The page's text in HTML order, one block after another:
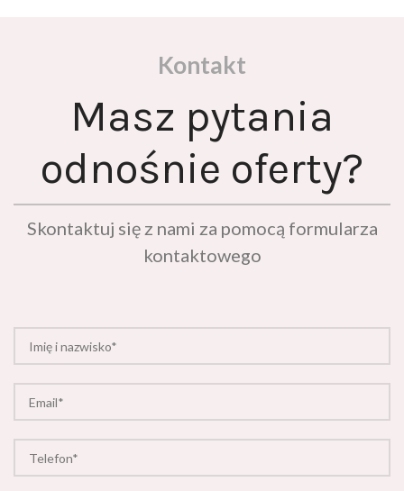
Kontakt
Masz pytania
odnośnie oferty?
Skontaktuj się z nami za pomocą formularza
kontaktowego